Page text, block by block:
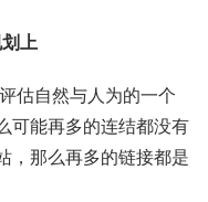
上
估自然与人为的一个
可能再多的连结都没有
，那么再多的链接都是